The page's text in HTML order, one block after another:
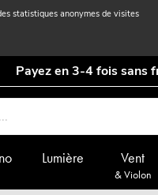
statistiques anonymes de visites
Payez en 3-4 fois sans
Lumière Vent
& Violon